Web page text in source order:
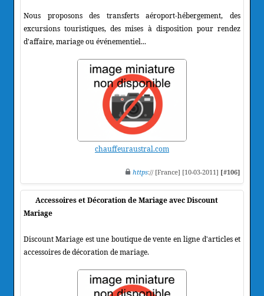
Nous proposons des transferts aéroport-hébergement, des
excursions touristiques, des mises à disposition pour rendez
d'affaire, mariage ou événementiel...
chauffeuraustral.com
https:// [France] [10-03-2011] [#106]
Accessoires et Décoration de Mariage avec Discount
Mariage
Discount Mariage est une boutique de vente en ligne d'articles et
accessoires de décoration de mariage.